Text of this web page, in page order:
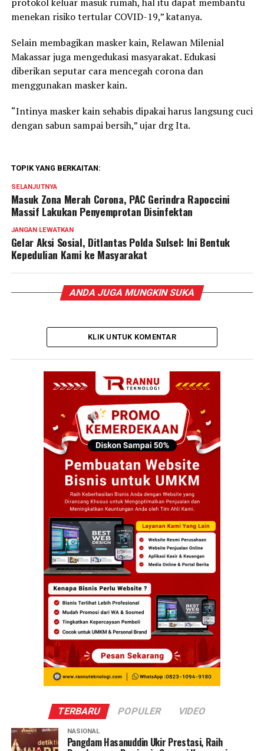
menekan risiko tertular COVID-19,” katanya.
Selain membagikan masker kain, Relawan Milenial
Makassar juga mengedukasi masyarakat. Edukasi
diberikan seputar cara mencegah corona dan
menggunakan masker kain.
“Intinya masker kain sehabis dipakai harus langsung cuci
dengan sabun sampai bersih,” ujar drg Ita.
TOPIK YANG BERKAITAN:
SELANJUTNYA
Masuk Zona Merah Corona, PAC Gerindra Rapoccini
Massif Lakukan Penyemprotan Disinfektan
JANGAN LEWATKAN
Gelar Aksi Sosial, Ditlantas Polda Sulsel: Ini Bentuk
Kepedulian Kami ke Masyarakat
ANDA JUGA MUNGKIN SUKA
KLIK UNTUK KOMENTAR
TERBARU POPULER VIDEO
NASIONAL
Pangdam Hasanuddin Ukir Prestasi, Raih